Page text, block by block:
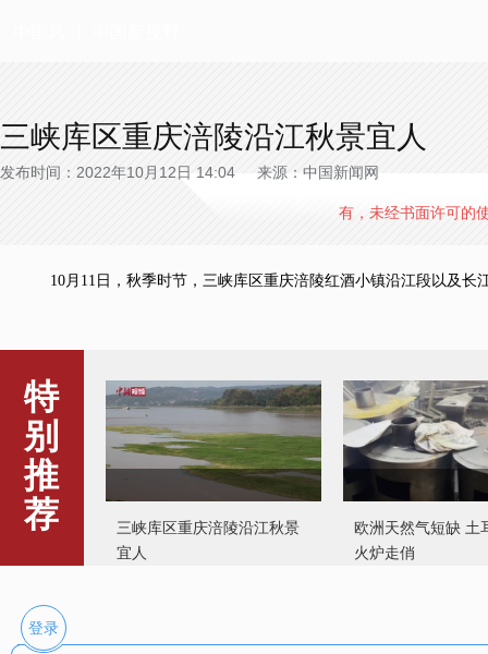
三峡库区重庆涪陵沿江秋景宜人
发布时间：2022年10月12日 14:04 来源：中国新闻网
有，未经书面许可的
10月11日，秋季时节，三峡库区重庆涪陵红酒小镇沿江段以及长
特
别
推
荐
三峡库区重庆涪陵沿江秋景
宜人
欧洲天然气短缺 土
火炉走俏
登录